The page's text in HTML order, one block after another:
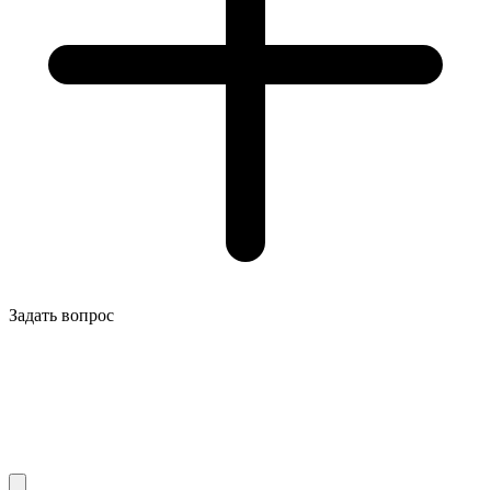
Задать вопрос